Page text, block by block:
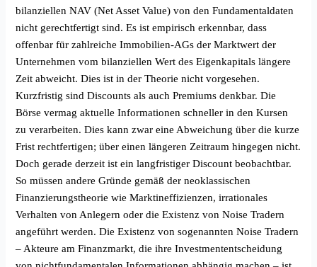
bilanziellen NAV (Net Asset Value) von den Fundamentaldaten
nicht gerechtfertigt sind. Es ist empirisch erkennbar, dass
offenbar für zahlreiche Immobilien-AGs der Marktwert der
Unternehmen vom bilanziellen Wert des Eigenkapitals längere
Zeit abweicht. Dies ist in der Theorie nicht vorgesehen.
Kurzfristig sind Discounts als auch Premiums denkbar. Die
Börse vermag aktuelle Informationen schneller in den Kursen
zu verarbeiten. Dies kann zwar eine Abweichung über die kurze
Frist rechtfertigen; über einen längeren Zeitraum hingegen nicht.
Doch gerade derzeit ist ein langfristiger Discount beobachtbar.
So müssen andere Gründe gemäß der neoklassischen
Finanzierungstheorie wie Marktineffizienzen, irrationales
Verhalten von Anlegern oder die Existenz von Noise Tradern
angeführt werden. Die Existenz von sogenannten Noise Tradern
– Akteure am Finanzmarkt, die ihre Investmententscheidung